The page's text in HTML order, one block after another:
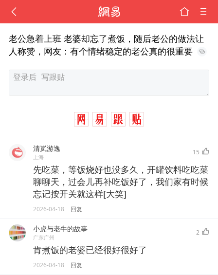
老公急着上班 老婆却忘了煮饭，随后老公的做法让
人称赞，网友：有个情绪稳定的老公真的很重要
清岚游逸
上海
15
先吃菜，等饭烧好也没多久，开罐饮料吃吃菜
聊聊天，过会儿再补吃饭好了，我们家有时候
忘记按开关就这样[大笑]
2026-04-18 回复
小虎与老牛的故事
广东广州
2
肯煮饭的老婆已经很好很好了
2026-04-18 回复